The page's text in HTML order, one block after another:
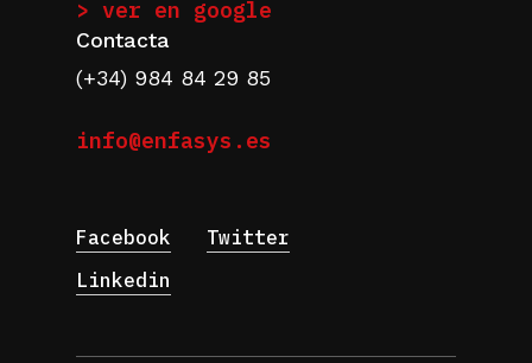
> ver en google
Contacta
(+34) 984 84 29 85
info@enfasys.es
Facebook
Twitter
Linkedin